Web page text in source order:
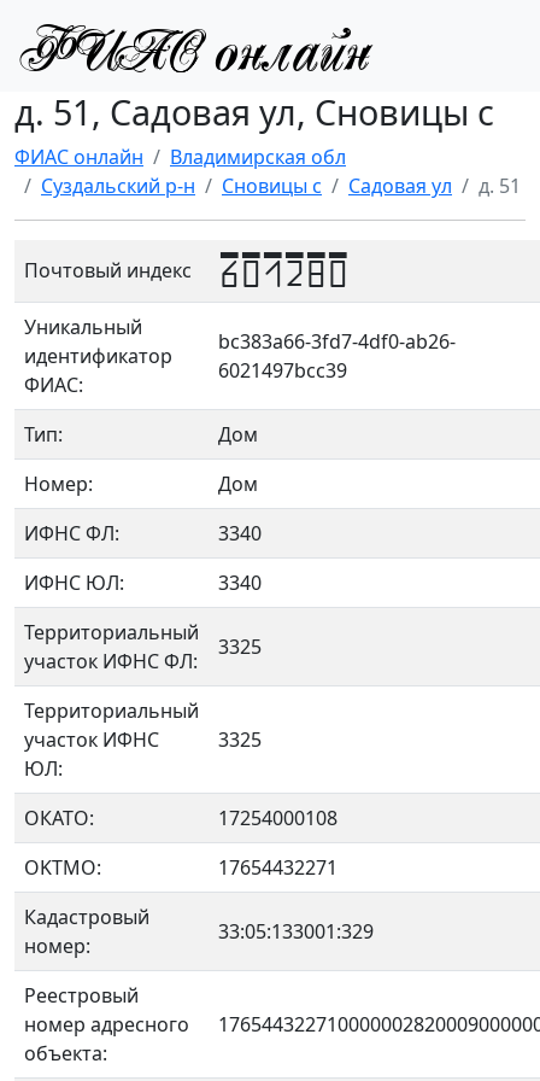
д. 51, Садовая ул, Сновицы с
ФИАС онлайн
Владимирская обл
Суздальский р-н
Сновицы с Садовая ул д. 51
Почтовый индекс 601280
Уникальный
идентификатор
ФИАС:
bc383a66-3fd7-4df0-ab26-
6021497bcc39
Тип:
Дом
Номер:
Дом
ИФНС ФЛ:
3340
ИФНС ЮЛ:
3340
Территориальный
участок ИФНС ФЛ:
3325
Территориальный
участок ИФНС
ЮЛ:
3325
ОКАТО:
17254000108
OKTMO:
17654432271
Кадастровый
номер:
33:05:133001:329
Реестровый
номер адресного
объекта: